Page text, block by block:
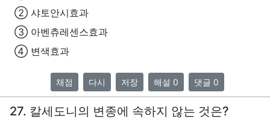
② 샤토안시효과
③ 아벤츄레센스효과
④ 변색효과
채점 다시 저장 해설 0 댓글 0
27. 칼세도니의 변종에 속하지 않는 것은?